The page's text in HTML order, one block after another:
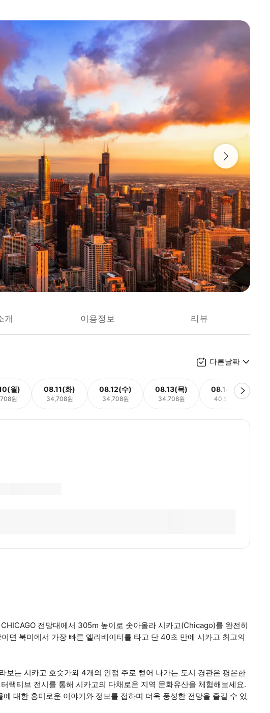
개 이용정보 리뷰
다른날짜
월)
원
08.11(화)
34,708원
08.12(수)
34,708원
08.13(목)
34,708원
08.14(금)
40,501원
전망대에서 305m 높이로 솟아올라 시카고(Chicago)를 완전히
면 북미에서 가장 빠른 엘리베이터를 타고 단 40초 만에 시카고 최고의
는 시카고 호숫가와 4개의 인접 주로 뻗어 나가는 도시 경관은 평온한
랙티브 전시를 통해 시카고의 다채로운 지역 문화유산을 체험해보세요.
대한 흥미로운 이야기와 정보를 접하며 더욱 풍성한 전망을 즐길 수 있